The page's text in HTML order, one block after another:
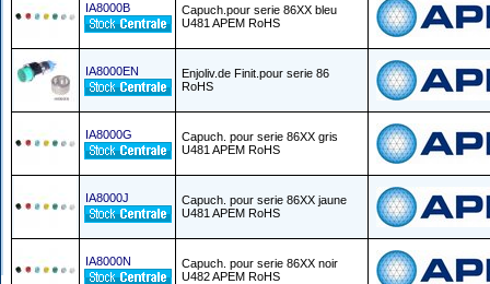
IA8000B
Capuch.pour serie 86XX bleu
U481 APEM RoHS
IA8000EN
Enjoliv.de Finit.pour serie 86
RoHS
IA8000G
Capuch. pour serie 86XX gris
U481 APEM RoHS
IA8000J
Capuch. pour serie 86XX jaune
U481 APEM RoHS
IA8000N
Capuch. pour serie 86XX noir
U482 APEM RoHS